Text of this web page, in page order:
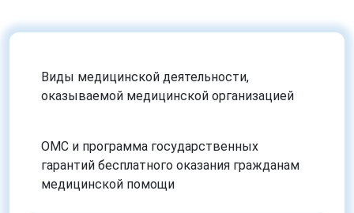
Виды медицинской деятельности,
оказываемой медицинской организацией
ОМС и программа государственных
гарантий бесплатного оказания гражданам
медицинской помощи